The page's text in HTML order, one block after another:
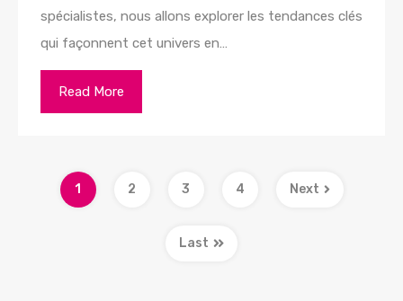
spécialistes, nous allons explorer les tendances clés
qui façonnent cet univers en…
Read More
1 2 3 4 Next
Last